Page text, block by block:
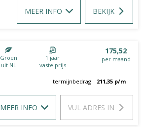
MEER INFO BEKIJK
Groen
uit NL
1 jaar
vaste prijs
175,52
per maand
termijnbedrag: 211,35 p/m
MEER INFO VUL ADRES IN